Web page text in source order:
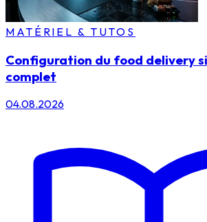
MATÉRIEL & TUTOS
Configuration du food delivery
complet
04.08.2026